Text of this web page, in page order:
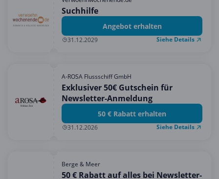
Suchhilfe
Angebot erhalten
31.12.2029 Siehe Details
A-ROSA Flussschiff GmbH
Exklusiver 50€ Gutschein für
Newsletter-Anmeldung
50 € Rabatt erhalten
31.12.2026 Siehe Details
Berge & Meer
50 € Rabatt auf alles bei Newsletter-